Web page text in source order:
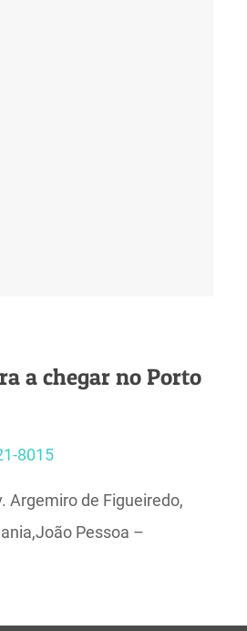
a chegar no Porto
8015
Argemiro de Figueiredo,
Pessoa –